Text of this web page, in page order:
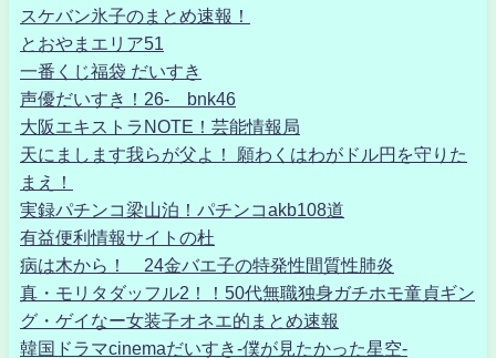
スケバン氷子のまとめ速報！
とおやまエリア51
一番くじ福袋 だいすき
声優だいすき！26- bnk46
大阪エキストラNOTE！芸能情報局
天にまします我らが父よ！ 願わくはわがドル円を守りた
まえ！
実録パチンコ梁山泊！パチンコakb108道
有益便利情報サイトの杜
病は木から！ 24金バエ子の特発性間質性肺炎
真・モリタダッフル2！！50代無職独身ガチホモ童貞ギン
グ・ゲイなー女装子オネエ的まとめ速報
韓国ドラマcinemaだいすき-僕が見たかった星空-